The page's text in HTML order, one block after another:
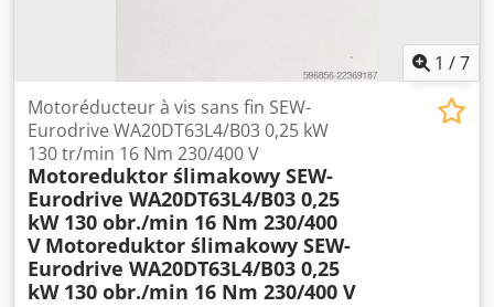
RAL5019) - 32 platines de base, matériau de support,
matériel de fixation - 64 ancrages au sol (ZZBA1210) - 48
traverses individuelles (T27114 - RAL2008) - 4 plaques
d'identification de charge (BSMcP) Montants assemblés par
vissage, non pré-assemblés. Transport / Livraison : - délai
maximum de 20 jours ouvrables après réception du
paiement - livraison gratuite sur le chantier / lieu de
montage - le déchargement du camion est effectué par
l'acheteur avec son propre équipement de manutention. -
les livraisons sont effectuées dans toute la République
fédérale d'Allemagne, à l'exception des îles ! Les livraisons
1 /7
Motoréducteur à vis sans fin SEW-
Eurodrive WA20DT63L4/B03 0,25 kW
130 tr/min 16 Nm 230/400 V
Motoreduktor ślimakowy SEW-
Eurodrive WA20DT63L4/B03 0,25
kW 130 obr./min 16 Nm 230/400
V Motoreduktor ślimakowy SEW-
Eurodrive WA20DT63L4/B03 0,25
kW 130 obr./min 16 Nm 230/400 V